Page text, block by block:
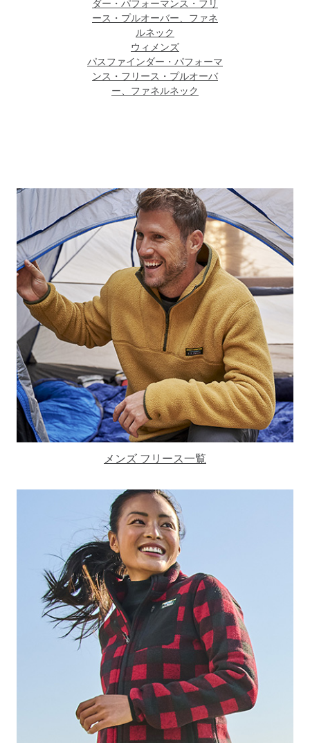
ウィメンズ
パスファインダー・パフォーマ
ンス・フリース・プルオーバ
ー、ファネルネック
メンズ フリース一覧